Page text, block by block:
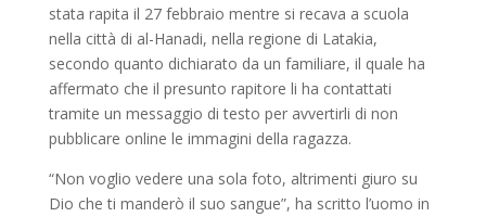
stata rapita il 27 febbraio mentre si recava a scuola
nella città di al-Hanadi, nella regione di Latakia,
secondo quanto dichiarato da un familiare, il quale ha
affermato che il presunto rapitore li ha contattati
tramite un messaggio di testo per avvertirli di non
pubblicare online le immagini della ragazza.
“Non voglio vedere una sola foto, altrimenti giuro su
Dio che ti manderò il suo sangue”, ha scritto l’uomo in